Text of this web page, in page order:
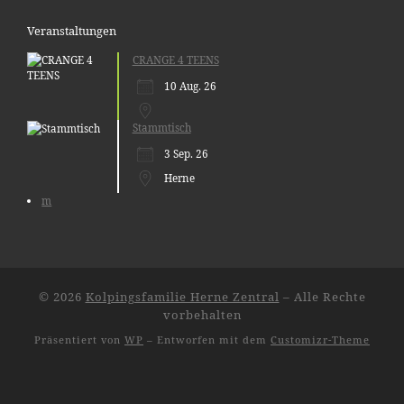
Veranstaltungen
CRANGE 4 TEENS
10 Aug. 26
Stammtisch
3 Sep. 26
Herne
m
© 2026 Kolpingsfamilie Herne Zentral – Alle Rechte
vorbehalten
Präsentiert von WP – Entworfen mit dem Customizr-Theme